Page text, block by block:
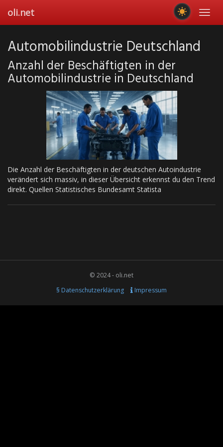
main
oli.net
Automobilindustrie Deutschland
Anzahl der Beschäftigten in der
Automobilindustrie in Deutschland
Die Anzahl der Beschäftigten in der deutschen Autoindustrie
verändert sich massiv, in dieser Übersicht erkennst du den Trend
direkt. Quellen Statistisches Bundesamt Statista
© 2024 - oli.net
§ Datenschutzerklärung
Impressum